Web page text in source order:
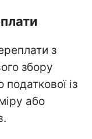
з
збору
із
або